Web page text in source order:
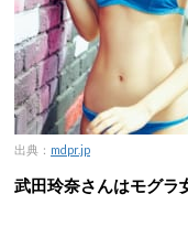
出典： mdpr.jp
武田玲奈さんはモグラ